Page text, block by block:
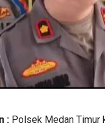
: Polsek Medan Timur